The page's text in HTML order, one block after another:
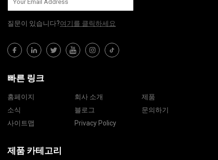
질문이 있습니다?여기를 클릭하세요
빠른 링크
홈페이지 회사 소개
제품
소식
블로그
문의하기
사이트맵
Privacy Policy
제품 카테고리